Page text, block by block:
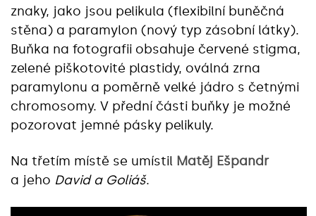
znaky, jako jsou pelikula (flexibilní buněčná
stěna) a paramylon (nový typ zásobní látky).
Buňka na fotografii obsahuje červené stigma,
zelené piškotovité plastidy, oválná zrna
paramylonu a poměrně velké jádro s četnými
chromosomy. V přední části buňky je možné
pozorovat jemné pásky pelikuly.
Na třetím místě se umístil Matěj Ešpandr
a jeho David a Goliáš.